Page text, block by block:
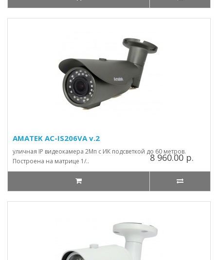
AMATEK AC-IS206VA v.2
уличная IP видеокамера 2Мп с ИК подсветкой до 60 метров.
Построена на матрице 1/..
8 960.00 р.